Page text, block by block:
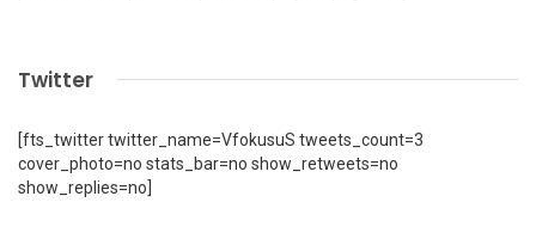
Twitter
[fts_twitter twitter_name=VfokusuS tweets_count=3
cover_photo=no stats_bar=no show_retweets=no
show_replies=no]